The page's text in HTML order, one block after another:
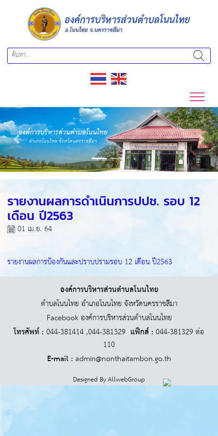
Previous Next
รายงานผลการดำเนินการปปช. รอบ 12
เดือน ปี2563
01 เม.ย. 64
รายงานผลการป้องกันและปราบปรามรอบ 12 เดือน ปี2563
องค์การบริหารส่วนตำบลโนนไทย
ตำบลโนนไทย อำเภอโนนไทย จังหวัดนครราชสีมา
Facebook องค์การบริหารส่วนตำบลโนนไทย
โทรศัพท์ : 044-381414 ,044-381329 แฟ็กส์ : 044-381329 ต่อ
110
E-mail : admin@nonthaitambon.go.th
Designed ByAllwebGroup